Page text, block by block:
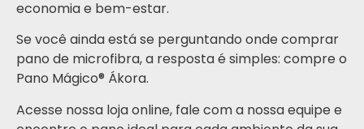
economia e bem-estar.
Se você ainda está se perguntando onde comprar
pano de microfibra, a resposta é simples: compre o
Pano Mágico® Ákora.
Acesse nossa loja online, fale com a nossa equipe e